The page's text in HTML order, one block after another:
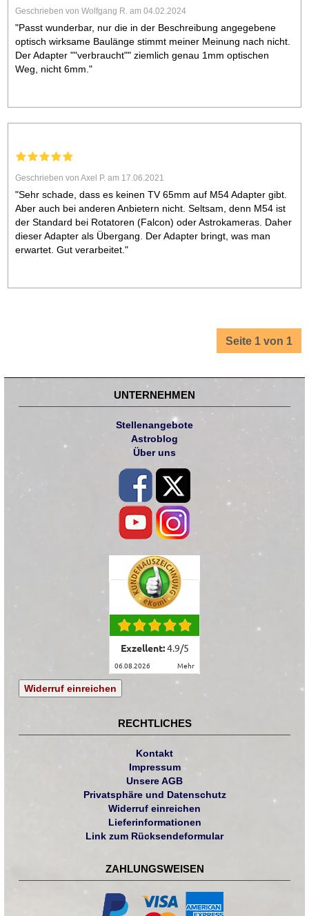
Geschrieben von Wolfgang R. am 04.02.2024
"Passt wunderbar, nur die in der Beschreibung angegebene
optisch wirksame Baulänge stimmt meiner Meinung nach nicht.
Der Adapter ""verbraucht"" ziemlich genau 1mm optischen
Weg, nicht 6mm."
Geschrieben von Axel P. am 17.06.2021
"Sehr schade, dass es keinen TV 65mm auf M54 Adapter gibt.
Aber auch bei anderen Anbietern nicht. Seltsam, denn M54 ist
der Standard bei Rotatoren (Falcon) oder Astrokameras. Daher
dieser Adapter als Übergang. Der Adapter bringt, was man
erwartet. Gut verarbeitet."
Seite 1 von 1
UNTERNEHMEN
Stellenangebote
Astroblog
Über uns
Exzellent:4.9/5
06.08.2026 mehr
Widerruf einreichen
RECHTLICHES
Kontakt
Impressum
Unsere AGB
Privatsphäre und Datenschutz
Widerruf einreichen
Lieferinformationen
Link zum Rücksendeformular
ZAHLUNGSWEISEN